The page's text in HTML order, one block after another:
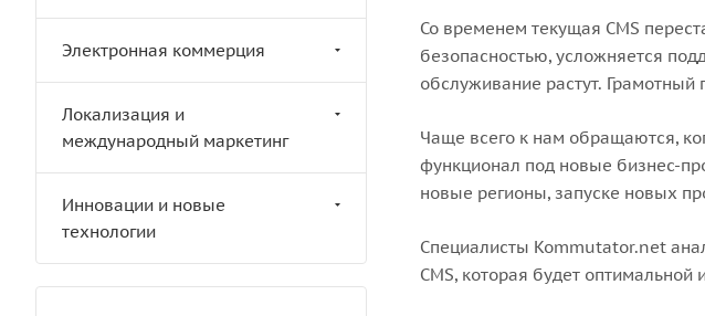
Со временем текущая CMS
безопасностью, усложняется
обслуживание растут.
Чаще всего к нам обращаются,
функционал под новые бизнес-
новые регионы, запуске новых
Специалисты Kommutator.net
CMS, которая будет
Электронная коммерция
Локализация и
международный маркетинг
Инновации и новые
технологии